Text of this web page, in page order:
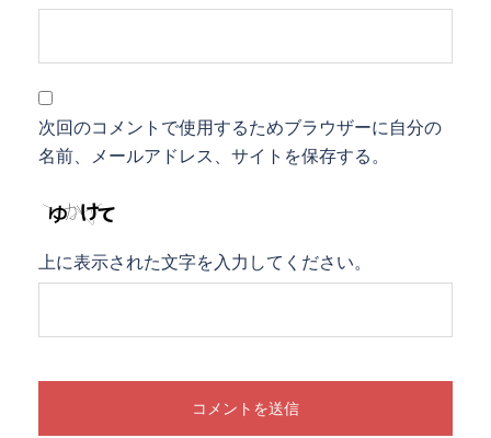
次回のコメントで使用するためブラウザーに自分の
名前、メールアドレス、サイトを保存する。
上に表示された文字を入力してください。